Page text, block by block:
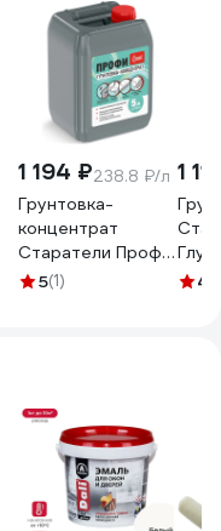
1 194 ₽238.8 ₽/л
Грунтовка-
концентрат
Старатели Профи
5 кг 3277/3590
5(1)
1
4.9